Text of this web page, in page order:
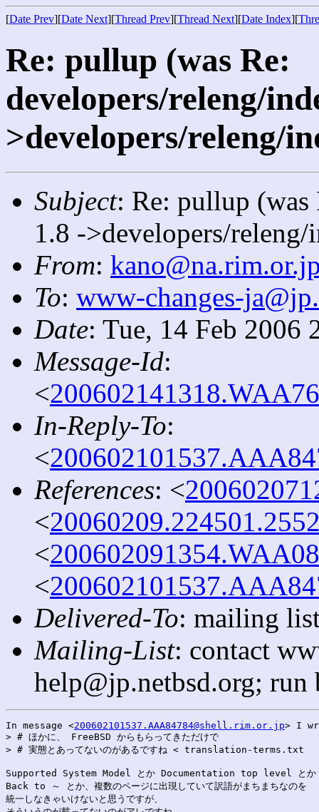
[Date Prev][Date Next][Thread Prev][Thread Next][Date Index][
Re: pullup (was Re:
developers/releng/
>developers/releng/
Subject: Re: pullup (was
1.8 ->developers/
From:
To: www-changes-
Date: Tue, 14 Feb 2006
Message-Id:
<
In-Reply-To:
<
References: <
<
<
<
Delivered-To: mailing
Mailing-List: contact
help@jp.netbsd.org;
In message <200602101537.AAA84784@shell.rim.or.jp> I
> # ほかに、 FreeBSD からもらってきただけで
> # 実態とあってないのがあるですね < translation-terms.txt
Supported System Model とか Documentation top level とか
Back to ～ とか、複数のページに出現していて訳語がまちまちなのを
統一しなきゃいけないと思うですが、